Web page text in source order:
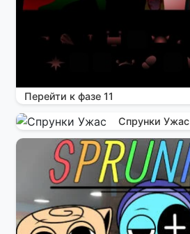
Перейти к фазе 11
Спрунки Ужас